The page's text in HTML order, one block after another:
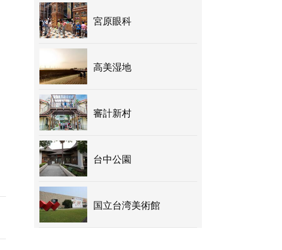
宮原眼科
高美湿地
審計新村
台中公園
国立台湾美術館